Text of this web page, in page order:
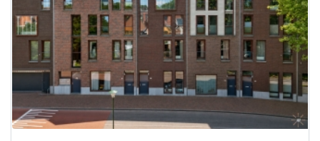
maken moet je
binnen 15
minuten
reageren.
Stekkies helpt
je hierbij!